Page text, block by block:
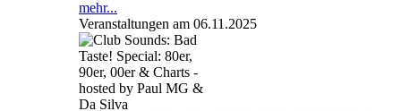
mehr...
Veranstaltungen am 06.11.2025